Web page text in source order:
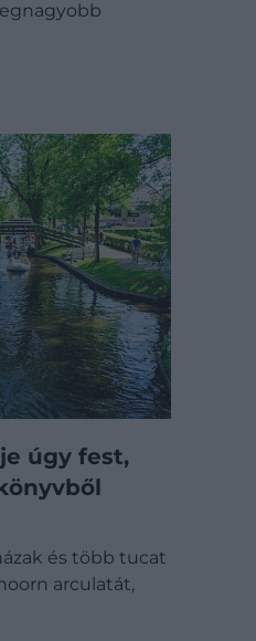
úgy fest,
és több tucat
arculatát,